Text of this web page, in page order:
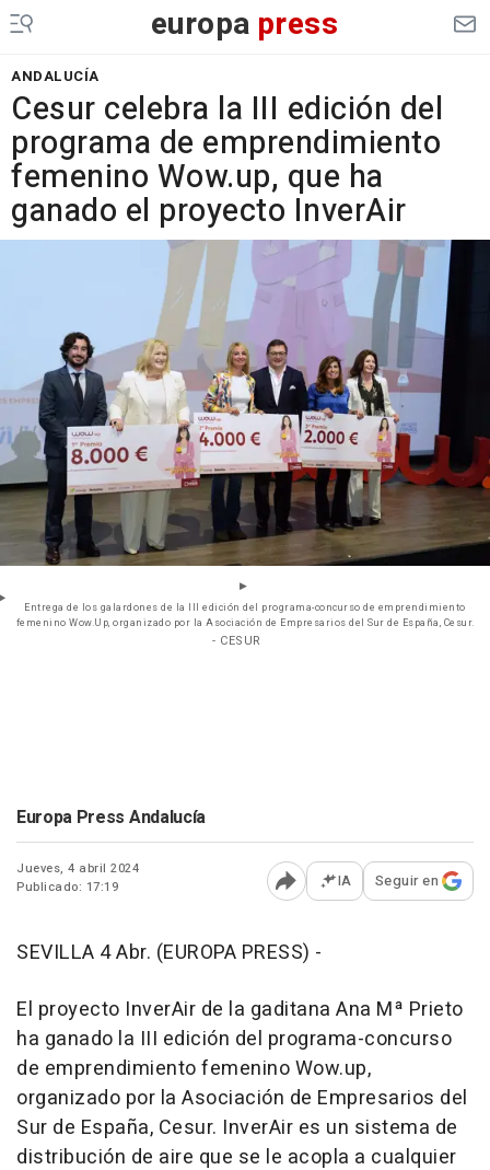
europa press
ANDALUCÍA
Cesur celebra la III edición del
programa de emprendimiento
femenino Wow.up, que ha
ganado el proyecto InverAir
Entrega de los galardones de la III edición del programa-concurso de emprendimiento
femenino Wow.Up, organizado por la Asociación de Empresarios del Sur de España, Cesur.
- CESUR
Europa Press Andalucía
Jueves, 4 abril 2024
Publicado: 17:19
Abrir opciones para
IA Seguir en
SEVILLA 4 Abr. (EUROPA PRESS) -
El proyecto InverAir de la gaditana Ana Mª Prieto
ha ganado la III edición del programa-concurso
de emprendimiento femenino Wow.up,
organizado por la Asociación de Empresarios del
Sur de España, Cesur. InverAir es un sistema de
distribución de aire que se le acopla a cualquier